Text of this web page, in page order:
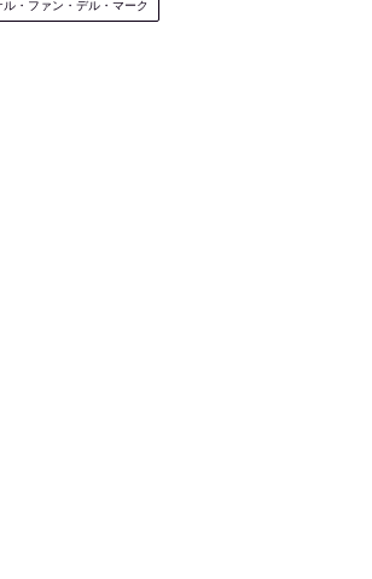
・ファン・デル・マーク